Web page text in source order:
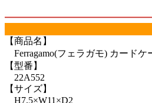
【商品名】
Ferragamo(フェラガモ) カードケ
【型番】
22A552
【サイズ】
H7.5×W11×D2